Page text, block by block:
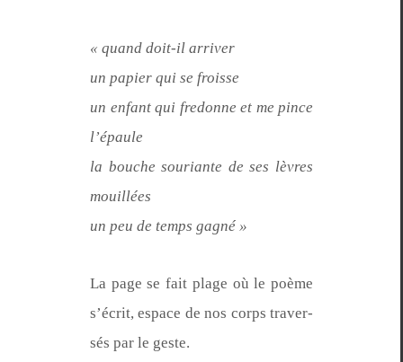
« quand doit-il arriver
un papi­er qui se froisse
un enfant qui fre­donne et me pince
l’épaule
la bouche souri­ante de ses lèvres
mouillées
un peu de temps gagné »
La page se fait plage où le poème
s’écrit, espace de nos corps tra­ver­
sés par le geste.